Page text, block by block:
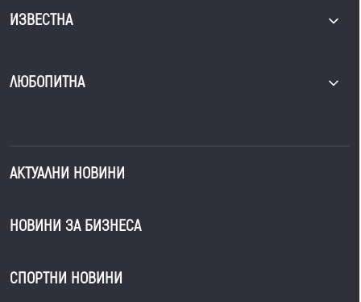
ИЗВЕСТНА
ЛЮБОПИТНА
АКТУАЛНИ НОВИНИ
НОВИНИ ЗА БИЗНЕСА
СПОРТНИ НОВИНИ